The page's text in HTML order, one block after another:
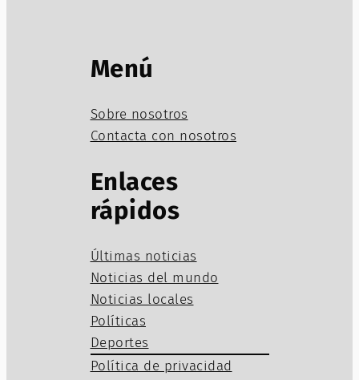
Menú
Sobre nosotros
Contacta con nosotros
Enlaces
rápidos
Últimas noticias
Noticias del mundo
Noticias locales
Políticas
Deportes
Política de privacidad